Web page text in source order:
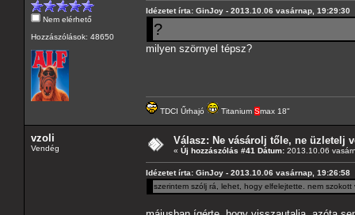
Nem elérhető
Hozzászólások: 48650
Idézetet írta: GinJoy - 2013.10.06 vasárnap, 19:29:30
?
milyen szörnyel tépsz?
TDCI Űrhajó Titanium Smax 18"
vzoli
Vendég
Válasz: Ne vásárolj tőle, ne üzletelj
« Új hozzászólás #41 Dátum: 2013.10.06
Idézetet írta: GinJoy - 2013.10.06 vasárnap, 19:26:58
szerintem szólj rá, lehet, hogy elfelejtette. nem szokott